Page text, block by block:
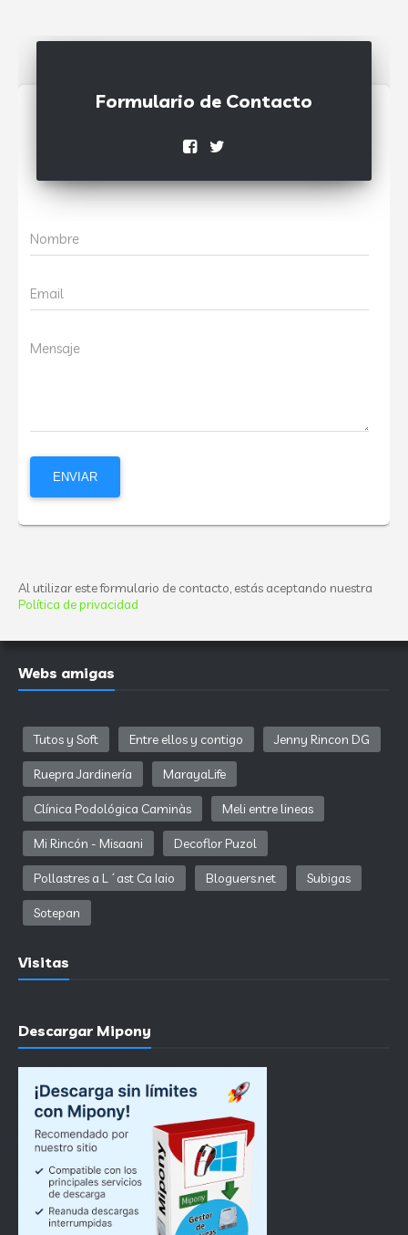
Formulario de Contacto
Nombre
Email
Mensaje
Al utilizar este formulario de contacto, estás aceptando nuestra
Política de privacidad
Webs amigas
Tutos y Soft Entre ellos y contigo Jenny Rincon DG
Ruepra Jardinería MarayaLife
Clínica Podológica Caminàs Meli entre lineas
Mi Rincón - Misaani Decoflor Puzol
Pollastres a L´ast Ca Iaio Bloguers.net Subigas
Sotepan
Visitas
Descargar Mipony